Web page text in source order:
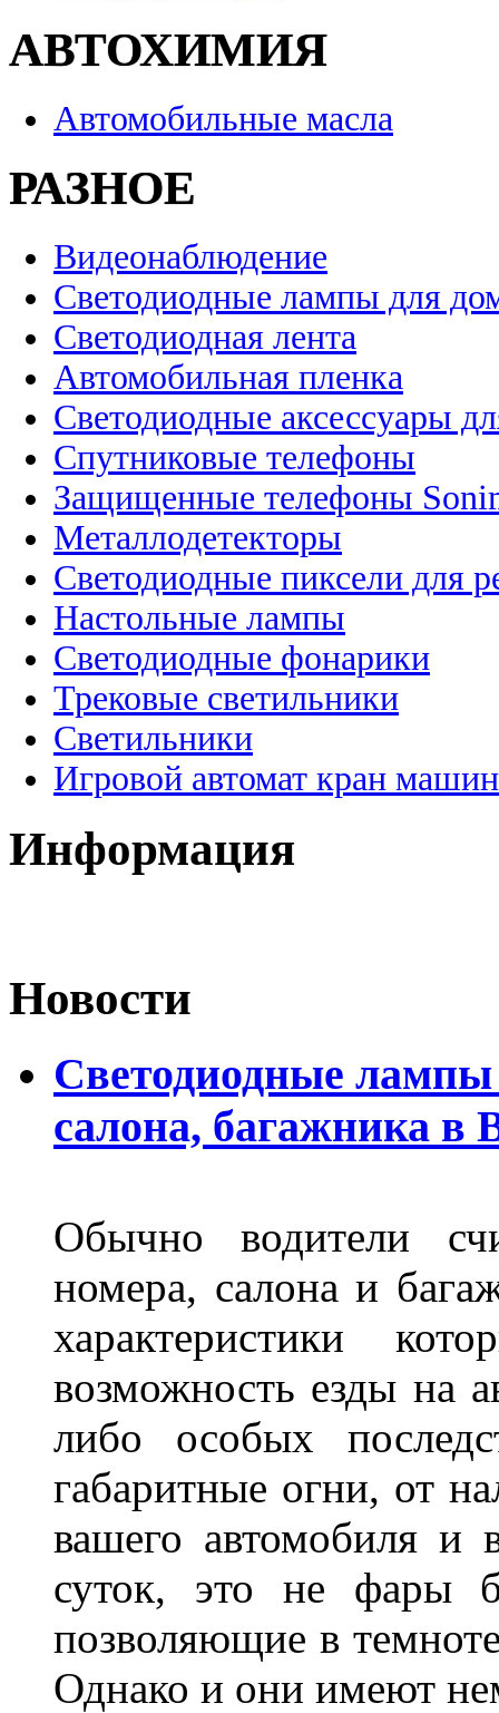
АВТОХИМИЯ
Автомобильные масла
РАЗНОЕ
Видеонаблюдение
Светодиодные лампы для
Светодиодная лента
Автомобильная пленка
Светодиодные аксессуары
Спутниковые телефоны
Защищенные телефоны
Металлодетекторы
Светодиодные пиксели для
Настольные лампы
Светодиодные фонарики
Трековые светильники
Светильники
Игровой автомат кран
Информация
Новости
Светодиодные лампы
салона, багажника в
Обычно водители
номера, салона и
характеристики
возможность езды на
либо особых
габаритные огни, от
вашего автомобиля и
суток, это не фары
позволяющие в
Однако и они имеют